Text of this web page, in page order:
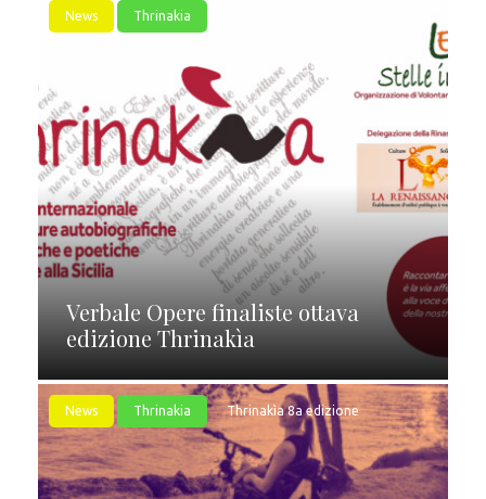
News Thrinakia
Verbale Opere finaliste ottava
edizione Thrinakìa
News Thrinakia Thrinakìa 8a edizione